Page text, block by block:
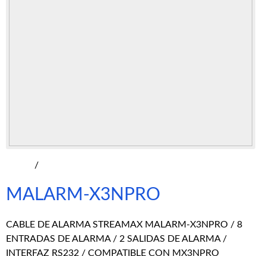
/
MALARM-X3NPRO
CABLE DE ALARMA STREAMAX MALARM-X3NPRO / 8
ENTRADAS DE ALARMA / 2 SALIDAS DE ALARMA /
INTERFAZ RS232 / COMPATIBLE CON MX3NPRO